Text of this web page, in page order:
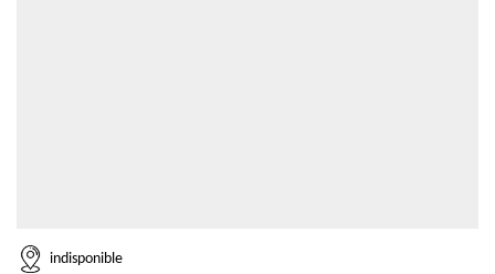
indisponible